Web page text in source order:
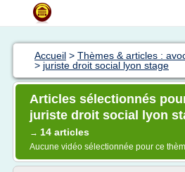
Accueil > Thèmes & articles :
> juriste droit social lyon stage
Articles sélectionnés
juriste droit social lyon
→ 14 articles
Aucune vidéo sélectionnée pour ce